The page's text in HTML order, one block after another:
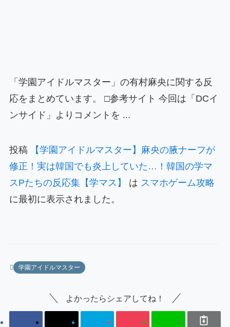
「学園アイドルマスター」の有村麻央に関する反
応をまとめています。 □参考サイト 今回は「DCイ
ンサイド」よりコメントを ...
投稿
【学園アイドルマスター】麻央の腋ナーフが
修正！実は韓国でも炎上していた…！韓国の学マ
スPたちの反応集【学マス】
は スマホゲーム攻略
に最初に表示されました。
学園アイドルマスター
よかったらシェアしてね！